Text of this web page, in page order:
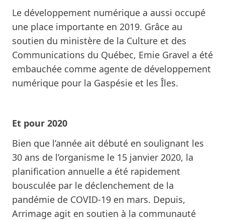
Le développement numérique a aussi occupé
une place importante en 2019. Grâce au
soutien du ministère de la Culture et des
Communications du Québec, Emie Gravel a été
embauchée comme agente de développement
numérique pour la Gaspésie et les Îles.
Et pour 2020
Bien que l’année ait débuté en soulignant les
30 ans de l’organisme le 15 janvier 2020, la
planification annuelle a été rapidement
bousculée par le déclenchement de la
pandémie de COVID-19 en mars. Depuis,
Arrimage agit en soutien à la communauté